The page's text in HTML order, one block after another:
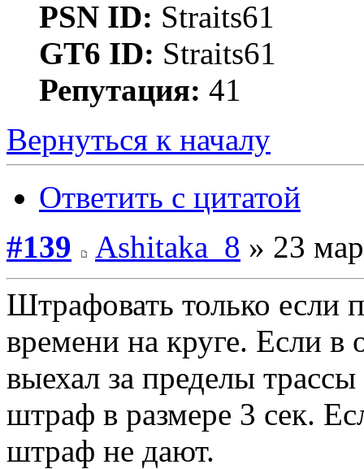
PSN ID: Straits61
GT6 ID: Straits61
Репутация: 41
Вернуться к началу
Ответить с цитатой
#139
Ashitaka_8 » 23
Штрафовать только если
времени на круге. Если
выехал за пределы
штраф в размере 3 сек.
штраф не дают.